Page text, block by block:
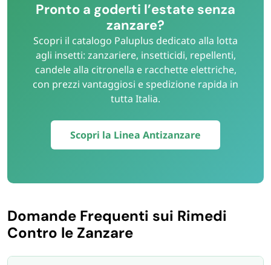
Pronto a goderti l’estate senza
zanzare?
Scopri il catalogo Paluplus dedicato alla lotta
agli insetti: zanzariere, insetticidi, repellenti,
candele alla citronella e racchette elettriche,
con prezzi vantaggiosi e spedizione rapida in
tutta Italia.
Scopri la Linea Antizanzare
Domande Frequenti sui Rimedi
Contro le Zanzare